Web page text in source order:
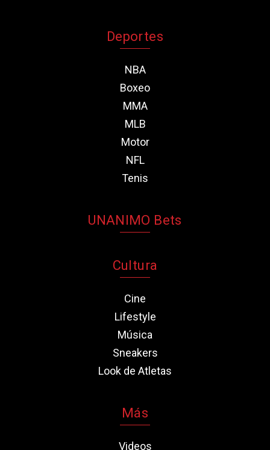
Deportes
NBA
Boxeo
MMA
MLB
Motor
NFL
Tenis
UNANIMO Bets
Cultura
Cine
Lifestyle
Música
Sneakers
Look de Atletas
Más
Videos